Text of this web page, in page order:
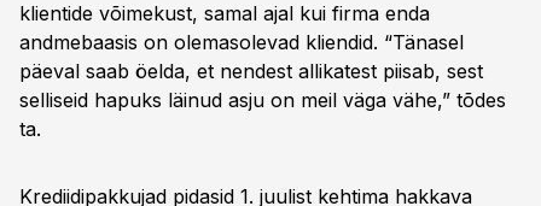
klientide võimekust, samal ajal kui firma enda
andmebaasis on olemasolevad kliendid. “Tänasel
päeval saab öelda, et nendest allikatest piisab, sest
selliseid hapuks läinud asju on meil väga vähe,” tõdes
ta.
Krediidipakkujad pidasid 1. juulist kehtima hakkava